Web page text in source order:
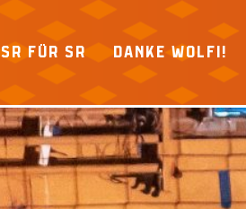
SR FÜR SR DANKE WOLFI!